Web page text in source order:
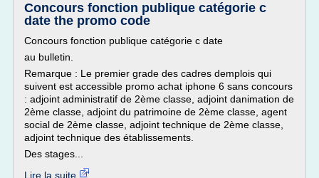
Concours fonction publique catégorie c
date the promo code
Concours fonction publique catégorie c date
au bulletin.
Remarque : Le premier grade des cadres demplois qui
suivent est accessible promo achat iphone 6 sans concours
: adjoint administratif de 2ème classe, adjoint danimation de
2ème classe, adjoint du patrimoine de 2ème classe, agent
social de 2ème classe, adjoint technique de 2ème classe,
adjoint technique des établissements.
Des stages...
Lire la suite